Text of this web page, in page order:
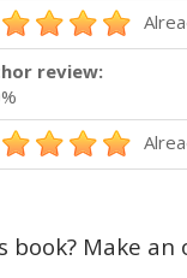
review:
Make